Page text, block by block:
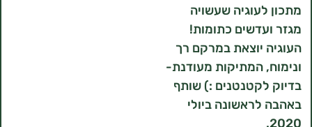
שעשויה
כתומות!
יוצאת במרקם רך
המתיקות מעודנת-
:) שותף
ביולי